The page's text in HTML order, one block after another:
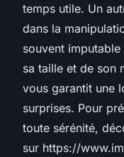
temps utile. Un
dans la
souvent
sa taille et de son
vous garantit une
surprises. Pour
toute sérénité,
sur https://